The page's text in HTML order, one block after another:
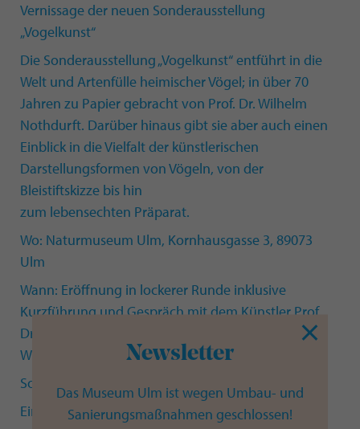
Vernissage der neuen Sonderausstellung
„Vogelkunst“
Die Sonderausstellung „Vogelkunst“ entführt in die
Welt und Artenfülle heimischer Vögel; in über 70
Jahren zu Papier gebracht von Prof. Dr. Wilhelm
Nothdurft. Darüber hinaus gibt sie aber auch einen
Einblick in die Vielfalt der künstlerischen
Darstellungsformen von Vögeln, von der
Bleistiftskizze bis hin
zum lebensechten Präparat.
Wo: Naturmuseum Ulm, Kornhausgasse 3, 89073
Ulm
Wann: Eröffnung in lockerer Runde inklusive
Kurzführung und Gespräch mit dem Künstler Prof.
Dr.
Wilhelm Nothdurft.
Sonntag, 19.04., 11:30 bis 13:00 Uhr
Eintritt frei
Newsletter
Das Museum Ulm ist wegen Umbau- und
Sanierungsmaßnahmen geschlossen!